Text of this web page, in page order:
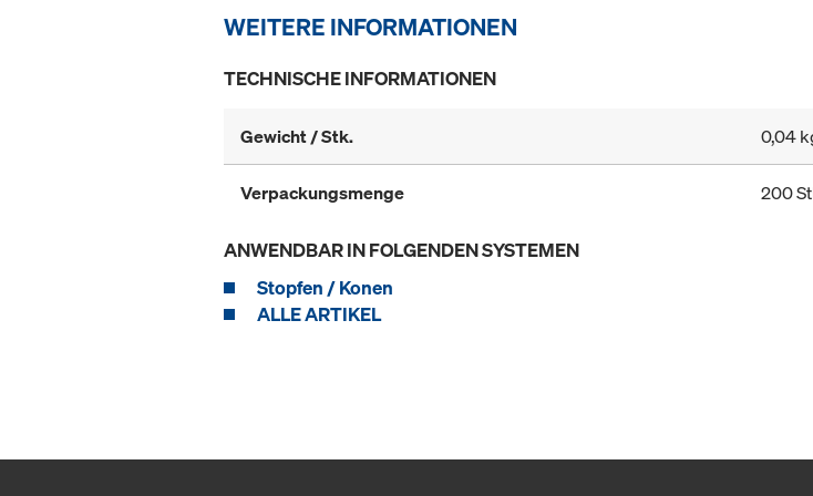
WEITERE INFORMATIONEN
TECHNISCHE INFORMATIONEN
Gewicht / Stk. 0,04
Verpackungsmenge 200
ANWENDBAR IN FOLGENDEN SYSTEMEN
Stopfen / Konen
ALLE ARTIKEL